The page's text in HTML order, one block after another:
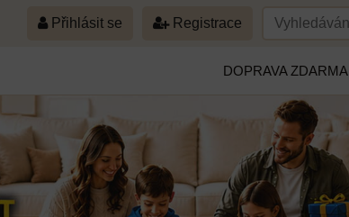
Přihlásit se Registrace
DOPRAVA ZDARMA